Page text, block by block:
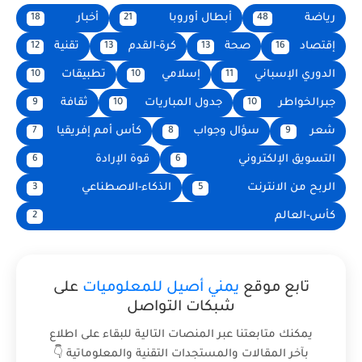
رياضة 48 أبطال أوروبا أخبار
إقتصاد صحة كرة-القدم تقنية
الدوري الإسباني إسلامي تطبيقات
جبرالخواطر جدول المباريات ثقافة
شعر سؤال وجواب كأس أمم إفريقيا
التسويق الإلكتروني قوة الإرادة
الربح من الانترنت الذكاء-الاصطناعي
كأس-العالم
تابع موقعيمني أصيل للمعلومياتعلى
شبكات التواصل
يمكنك متابعتنا عبر المنصات التالية للبقاء على اطلاع
بآخر المقالات والمستجدات التقنية والمعلوماتية 👇